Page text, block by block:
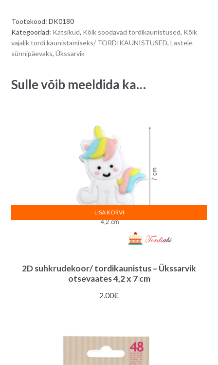
Ükssarviku
nägu
otsevaates
5,9
Tootekood: DK0180
Kategooriad: Katsikud, Kõik söödavad tordikaunistused, Kõik
vajalik tordi kaunistamiseks/ TORDIKAUNISTUSED, Lastele
sünnipäevaks, Ükssarvik
Sulle võib meeldida ka…
2D suhkrudekoor/ tordikaunistus – Ükssarvik
otsevaates 4,2 x 7 cm
2.00€
LISA KORVI